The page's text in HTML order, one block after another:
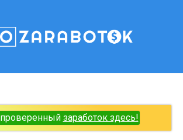
проверенный заработок здесь!